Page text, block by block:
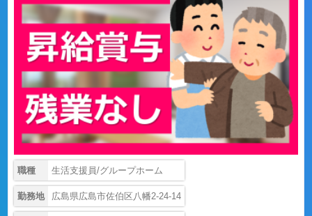
職種 生活支援員/グループホーム
勤務地 広島県広島市佐伯区八幡2-24-14